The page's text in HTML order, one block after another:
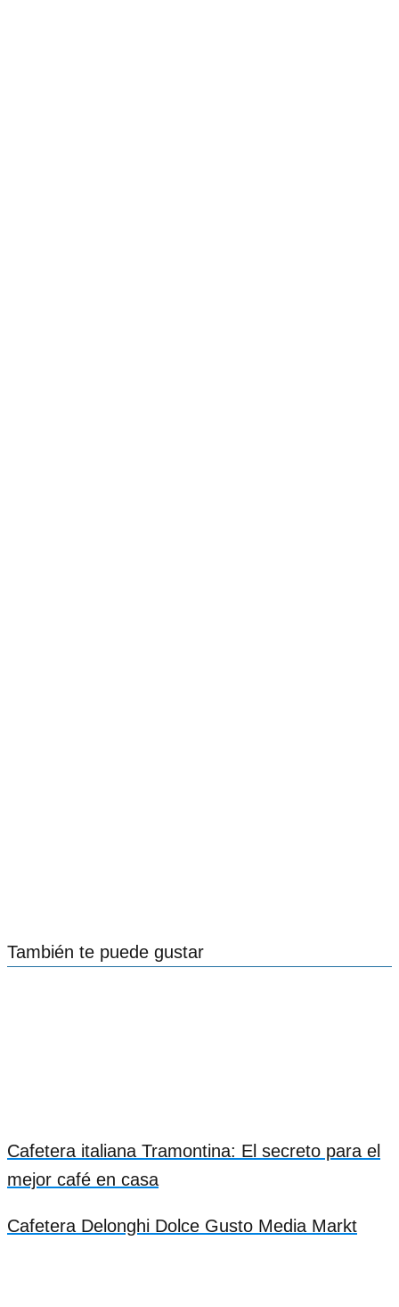
También te puede gustar
Cafetera italiana Tramontina: El secreto para el
mejor café en casa
Cafetera Delonghi Dolce Gusto Media Markt